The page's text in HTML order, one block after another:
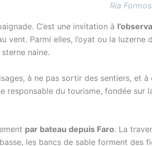
Ria
C’est une invitation à
vent. Parmi elles, l’oyat ou la
naine.
à ne pas sortir des sentiers, et
responsable du tourisme, fondée sur
par bateau depuis Faro. La
les bancs de sable forment des